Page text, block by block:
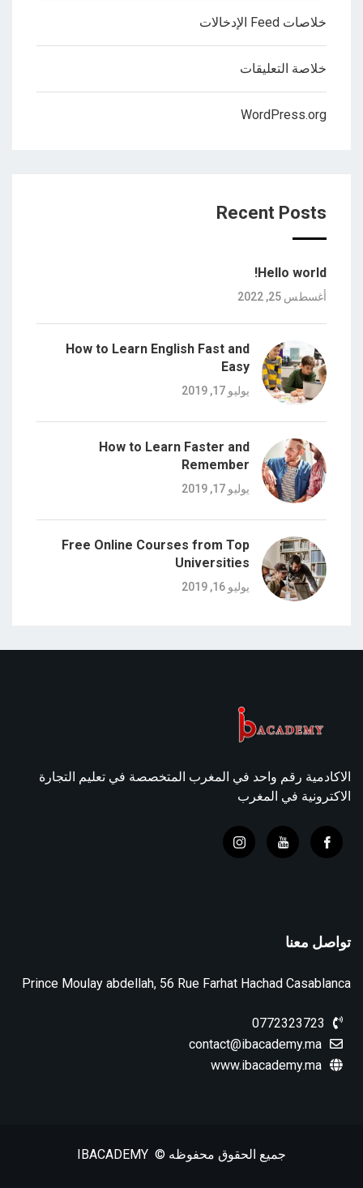
خلاصات Feed الإدخالات
خلاصة التعليقات
WordPress.org
Recent Posts
Hello world!
أغسطس 25, 2022
How to Learn English Fast and
Easy
يوليو 17, 2019
How to Learn Faster and
Remember
يوليو 17, 2019
Free Online Courses from Top
Universities
يوليو 16, 2019
الاكادمية رقم واحد في المغرب المتخصصة في تعليم التجارة
الاكترونية في المغرب
تواصل معنا
Prince Moulay abdellah, 56 Rue Farhat Hachad Casablanca
0772323723
contact@ibacademy.ma
www.ibacademy.ma
جميع الحقوق محفوظه © IBACADEMY